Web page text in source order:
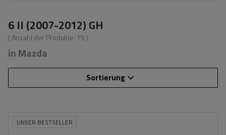
6 II (2007-2012) GH
( Anzahl der Produkte: 15 )
in Mazda
Sortierung
UNSER BESTSELLER